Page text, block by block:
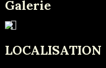
Galerie
LOCALISATION